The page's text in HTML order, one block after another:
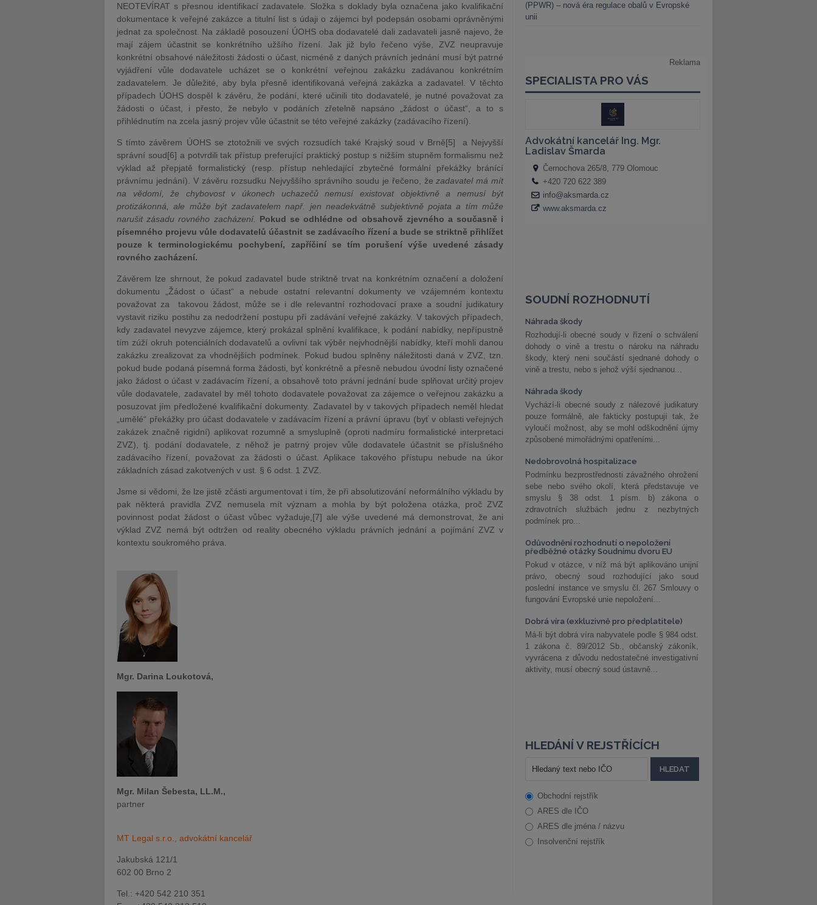
NEOTEVÍRAT s přesnou identifikací zadavatele. Složka s doklady byla označena jako kvalifikační
dokumentace k veřejné zakázce a titulní list s údaji o zájemci byl podepsán osobami oprávněnými
jednat za společnost. Na základě posouzení ÚOHS oba dodavatelé dali zadavateli jasně najevo, že
mají zájem účastnit se konkrétního užšího řízení. Jak již bylo řečeno výše, ZVZ neupravuje
konkrétní obsahové náležitosti žádosti o účast, nicméně z daných právních jednání musí být patrné
vyjádření vůle dodavatele ucházet se o konkrétní veřejnou zakázku zadávanou konkrétním
zadavatelem. Je důležité, aby byla přesně identifikovaná veřejná zakázka a zadavatel. V těchto
případech ÚOHS dospěl k závěru, že podání, které učinili tito dodavatelé, je nutné považovat za
žádosti o účast, i přesto, že nebylo v podáních zřetelně napsáno „žádost o účast“, a to s
přihlédnutím na zcela jasný projev vůle účastnit se této veřejné zakázky (zadávacího řízení).
S tímto závěrem ÚOHS se ztotožnili ve svých rozsudích také Krajský soud v Brně[5] a Nejvyšší
správní soud[6] a potvrdili tak přístup preferující praktický postup s nižším stupněm formalismu než
výklad až přepjatě formalistický (resp. přístup nehledající zbytečné formální překážky bránící
právnímu jednání). V závěru rozsudku Nejvyššího správního soudu je řečeno, žezadavatel má mít
na vědomí, že chybovost v úkonech uchazečů nemusí existovat objektivně a nemusí být
protizákonná, ale může být zadavatelem např. jen neadekvátně subjektivně pojata a tím může
narušit zásadu rovného zacházení.
Pokud se odhlédne od obsahově zjevného a současně i
písemného projevu vůle dodavatelů účastnit se zadávacího řízení a bude se striktně přihlížet
pouze k terminologickému pochybení, zapříčiní se tím porušení výše uvedené zásady
rovného zacházení.
Závěrem lze shrnout, že pokud zadavatel bude striktně trvat na konkrétním označení a doložení
dokumentu „Žádost o účast“ a nebude ostatní relevantní dokumenty ve vzájemném kontextu
považovat za takovou žádost, může se i dle relevantní rozhodovací praxe a soudní judikatury
vystavit riziku postihu za nedodržení postupu při zadávání veřejné zakázky. V takových případech,
kdy zadavatel nevyzve zájemce, který prokázal splnění kvalifikace, k podání nabídky, nepřípustně
tím zúží okruh potenciálních dodavatelů a ovlivní tak výběr nejvhodnější nabídky, kteří mohli danou
zakázku zrealizovat za vhodnějších podmínek. Pokud budou splněny náležitosti daná v ZVZ, tzn.
pokud bude podaná písemná forma žádosti, byť konkrétně a přesně nebudou úvodní listy označené
jako žádost o účast v zadávacím řízení, a obsahově toto právní jednání bude splňovat určitý projev
vůle dodavatele, zadavatel by měl tohoto dodavatele považovat za zájemce o veřejnou zakázku a
posuzovat jím předložené kvalifikační dokumenty. Zadavatel by v takových případech neměl hledat
„umělé“ překážky pro účast dodavatele v zadávacím řízení a právní úpravu (byť v oblasti veřejných
zakázek značně rigidní) aplikovat rozumně a smysluplně (oproti nadmíru formalistické interpretaci
ZVZ), tj. podání dodavatele, z něhož je patrný projev vůle dodavatele účastnit se příslušného
zadávacího řízení, považovat za žádosti o účast. Aplikace takového přístupu nebude na úkor
základních zásad zakotvených v ust. § 6 odst. 1 ZVZ.
Jsme si vědomi, že lze jistě zčásti argumentovat i tím, že při absolutizování neformálního výkladu by
pak některá pravidla ZVZ nemusela mít význam a mohla by být položena otázka, proč ZVZ
povinnost podat žádost o účast vůbec vyžaduje,[7] ale výše uvedené má demonstrovat, že ani
výklad ZVZ nemá být odtržen od reality obecného výkladu právních jednání a pojímání ZVZ v
kontextu soukromého práva.
Mgr. Darina Loukotová,
Mgr. Milan Šebesta, LL.M.,
partner
MT Legal s.r.o., advokátní kancelář
Jakubská 121/1
602 00 Brno 2
Tel.: +420 542 210 351
(PPWR) – nová éra regulace obalů v Evropské
unii
SOUDNÍ ROZHODNUTÍ
Náhrada škody
Rozhodují-li obecné soudy v řízení o schválení
dohody o vině a trestu o nároku na náhradu
škody, který není součástí sjednané dohody o
vině a trestu, nebo s jehož výší sjednanou...
Náhrada škody
Vychází-li obecné soudy z nálezové judikatury
pouze formálně, ale fakticky postupují tak, že
vyloučí možnost, aby se mohl odškodnění újmy
způsobené mimořádnými opatřeními...
Nedobrovolná hospitalizace
Podmínku bezprostřednosti závažného ohrožení
sebe nebo svého okolí, která představuje ve
smyslu § 38 odst. 1 písm. b) zákona o
zdravotních službách jednu z nezbytných
podmínek pro...
Odůvodnění rozhodnutí o nepoložení
předběžné otázky Soudnímu dvoru EU
Pokud v otázce, v níž má být aplikováno unijní
právo, obecný soud rozhodující jako soud
poslední instance ve smyslu čl. 267 Smlouvy o
fungování Evropské unie nepoložení...
Dobrá víra (exkluzivně pro předplatitele)
Má-li být dobrá víra nabyvatele podle § 984 odst.
1 zákona č. 89/2012 Sb., občanský zákoník,
vyvrácena z důvodu nedostatečné investigativní
aktivity, musí obecný soud ústavně...
HLEDÁNÍ V REJSTŘÍCÍCH
Obchodní rejstřík
ARES dle IČO
ARES dle jména / názvu
Insolvenční rejstřík